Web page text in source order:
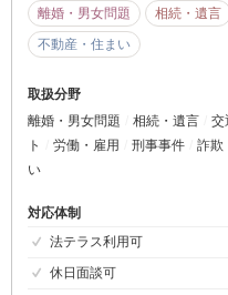
離婚・男女問題
相続・遺言
不動産・住まい
取扱分野
離婚・男女問題
相続・遺言 交
ト
労働・雇用 刑事事件 詐欺
い
対応体制
法テラス利用可
休日面談可